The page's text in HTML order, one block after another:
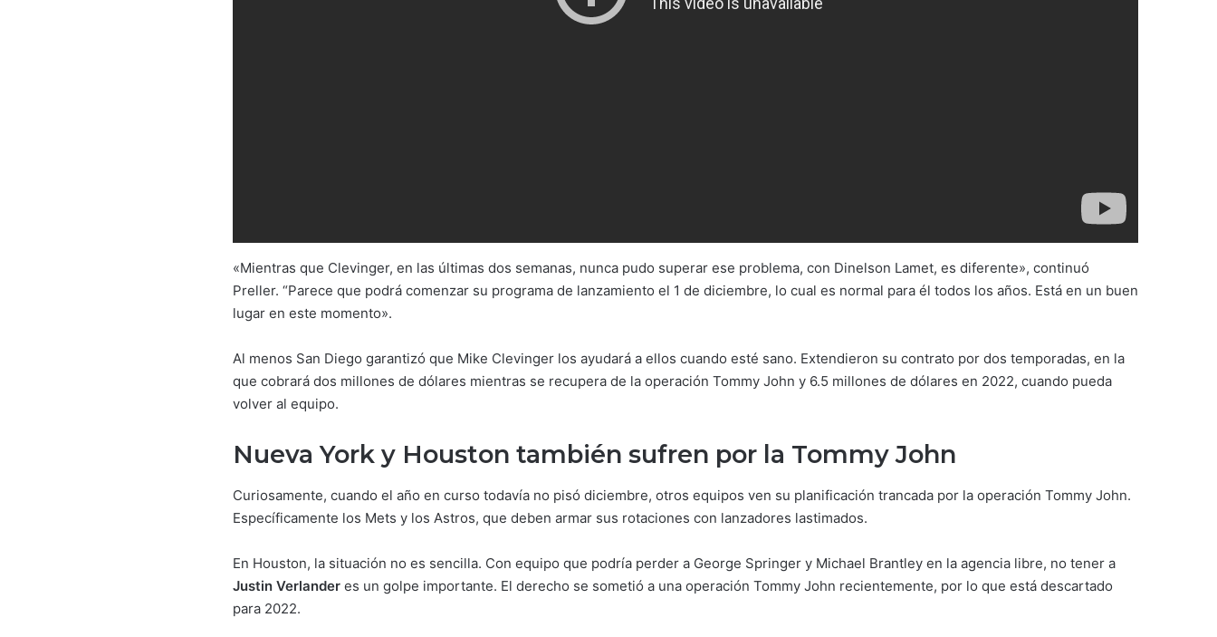
«Mientras que Clevinger, en las últimas dos semanas, nunca pudo superar ese problema, con Dinelson Lamet, es diferente», continuó
Preller. “Parece que podrá comenzar su programa de lanzamiento el 1 de diciembre, lo cual es normal para él todos los años. Está en un buen
lugar en este momento».
Al menos San Diego garantizó que Mike Clevinger los ayudará a ellos cuando esté sano. Extendieron su contrato por dos temporadas, en la
que cobrará dos millones de dólares mientras se recupera de la operación Tommy John y 6.5 millones de dólares en 2022, cuando pueda
volver al equipo.
Nueva York y Houston también sufren por la Tommy John
Curiosamente, cuando el año en curso todavía no pisó diciembre, otros equipos ven su planificación trancada por la operación Tommy John.
Específicamente los Mets y los Astros, que deben armar sus rotaciones con lanzadores lastimados.
En Houston, la situación no es sencilla. Con equipo que podría perder a George Springer y Michael Brantley en la agencia libre, no tener a
Justin Verlander es un golpe importante. El derecho se sometió a una operación Tommy John recientemente, por lo que está descartado
para 2022.